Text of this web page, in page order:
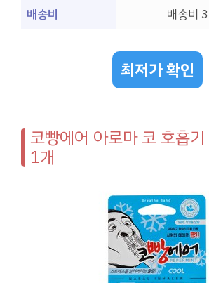
배송비
배송비
최저가 확인
코빵에어 아로마 코 호흡
1개